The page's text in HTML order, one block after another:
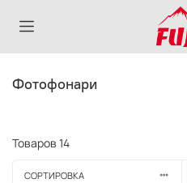
Фотофонари
Товаров 14
СОРТИРОВКА